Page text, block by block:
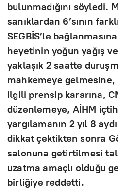
bulunmadığını söyledi.
sanıklardan 6’sının
SEGBİS’le
heyetinin yoğun yağış
yaklaşık 2 saatte
mahkemeye gelmesine,
ilgili prensip kararına,
düzenlemeye, AİHM
yargılamanın 2 yıl 8
dikkat çektikten sonra
salonuna getirtilmesi
uzatma amaçlı olduğu
birliğiye reddetti.